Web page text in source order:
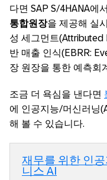
다면 SAP S/4HANA에
통합원장을 제공해 실
성 세그먼트(Attributed
반 매출 인식(EBRR:
장 원장을 통한 예측회
조금 더 욕심을 낸다면
에 인공지능/머신러닝
해 볼 수 있습니다.
재무를 위한 인
니스 AI